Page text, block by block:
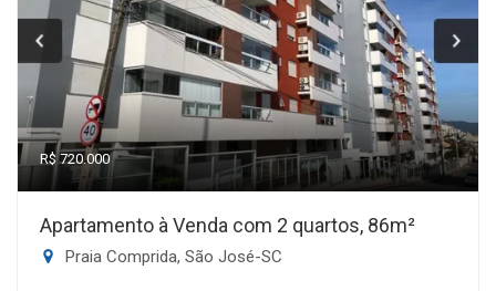
R$ 720.000
Apartamento à Venda com 2 quartos, 86m²
Praia Comprida, São José-SC